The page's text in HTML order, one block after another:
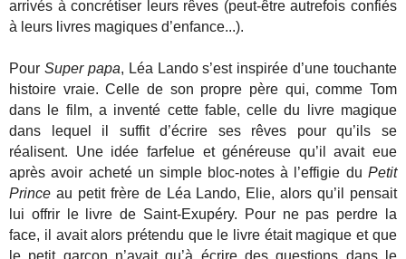
arrivés à concrétiser leurs rêves (peut-être autrefois confiés
à leurs livres magiques d’enfance...).
Pour Super papa, Léa Lando s’est inspirée d’une touchante
histoire vraie. Celle de son propre père qui, comme Tom
dans le film, a inventé cette fable, celle du livre magique
dans lequel il suffit d’écrire ses rêves pour qu’ils se
réalisent. Une idée farfelue et généreuse qu’il avait eue
après avoir acheté un simple bloc-notes à l’effigie du Petit
Prince au petit frère de Léa Lando, Elie, alors qu’il pensait
lui offrir le livre de Saint-Exupéry. Pour ne pas perdre la
face, il avait alors prétendu que le livre était magique et que